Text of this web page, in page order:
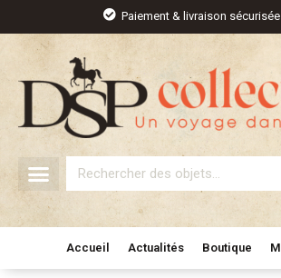
contenu
Paiement & livraison sécurisée
Rechercher
Accueil Actualités Boutique